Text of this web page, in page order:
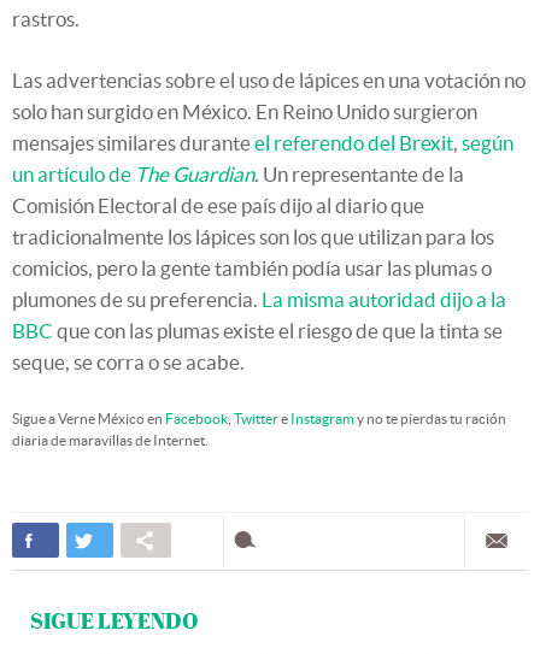
rastros.
Las advertencias sobre el uso de lápices en una votación no
solo han surgido en México. En Reino Unido surgieron
mensajes similares duranteel referendo del Brexit, según
un artículo de The Guardian. Un representante de la
Comisión Electoral de ese país dijo al diario que
tradicionalmente los lápices son los que utilizan para los
comicios, pero la gente también podía usar las plumas o
plumones de su preferencia. La misma autoridad dijo a la
BBC que con las plumas existe el riesgo de que la tinta se
seque, se corra o se acabe.
Sigue a Verne México en Facebook Twittere Instagramy no te pierdas tu ración
diaria de maravillas de Internet.
SIGUE LEYENDO